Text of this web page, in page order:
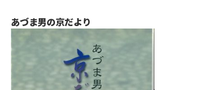
あづま男の京だより